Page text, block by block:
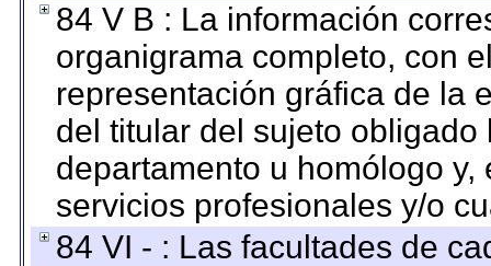
84 V B : La información
organigrama completo, con
representación gráfica de la
del titular del sujeto
departamento u homólogo
servicios profesionales y/o
84 VI - : Las facultades de